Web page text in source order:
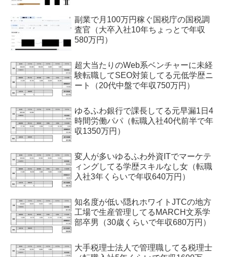
副業で月100万円稼ぐ国税庁の国税調
査官（大卒入社10年ちょっとで年収
580万円）
超大当たりのWeb系ベンチャーに未経
験転職してSEO対策してる元低学歴ニ
ート（20代中盤で年収750万円）
ゆるふわ銀行で課長してる元早漏1日4
時間労働パパ（転職入社40代前半で年
収1350万円）
変人が多いゆるふわ外資ITでマーケテ
ィングしてる学歴スキルなし女（転職
入社3年くらいで年収640万円）
知名度が低い隠れホワイトJTCの地方
工場で生産管理してるMARCH文系学
部卒男（30歳くらいで年収680万円）
大手税理士法人で管理職してる税理士